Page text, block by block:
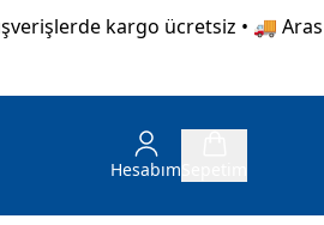
kargo ücretsiz • 🚚 Aras
Hesabım